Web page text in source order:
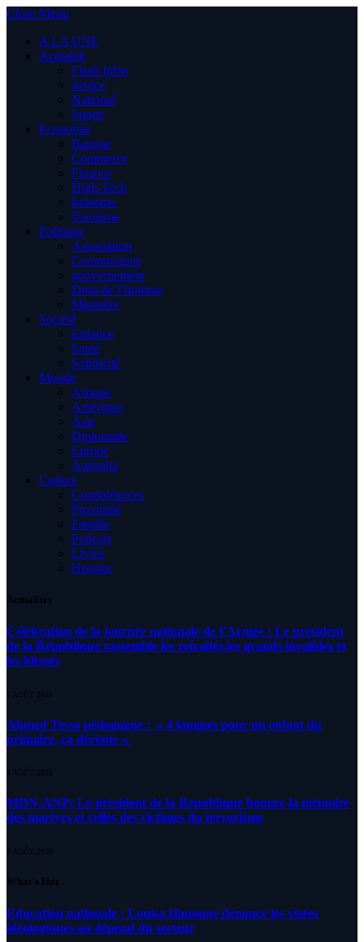
Close Menu
A LA UNE
Actualité
Flash Infos
Justice
National
Sports
Economie
Banque
Commerce
Finance
High-Tech
Industrie
Tourisme
Politique
Association
Communiqué
gouvernement
Droit de l’homme
Ministère
Société
Enfance
Santé
Solidarité
Monde
Afrique
Amérique
Asie
Diplomatie
Europe
Australia
Culture
Condoléances
Proximité
Famille
Podcast
Livres
Histoire
Actualités
Célébration de la journée nationale de l’Armée : Le président
de la République rassemble les retraités,les grands invalides et
les blessés
5 AOÛT 2026
Ahmed Tessa pédagogue : » 4 langues pour un enfant du
primaire, ça déroute «
4 AOÛT 2026
MDN-ANP: Le président de la République honore la mémoire
des martyrs et celles des victimes du terrorisme
4 AOÛT 2026
What's Hot
Education nationale : Louisa Hanoune dénonce les visées
idéologiques au dépend du secteur